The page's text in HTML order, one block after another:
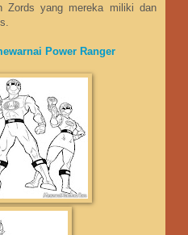
Zords yang mereka miliki dan
Power Ranger